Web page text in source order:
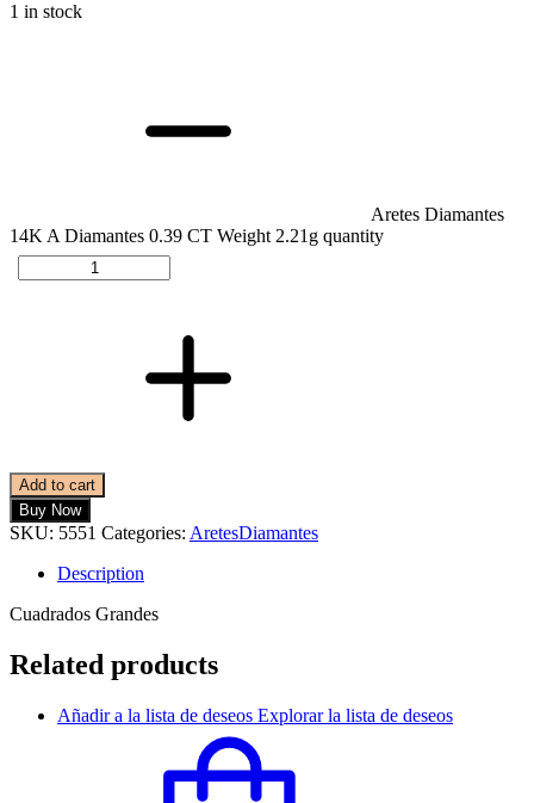
1 in stock
Aretes Diamantes
14K A Diamantes 0.39 CT Weight 2.21g quantity
Add to cart
Buy Now
SKU: 5551 Categories: AretesDiamantes
Description
Cuadrados Grandes
Related products
Añadir a la lista de deseos Explorar la lista de deseos